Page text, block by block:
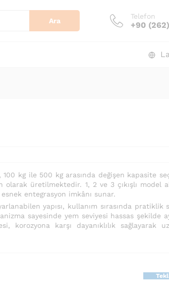
Ara
Telefon
+90
kg ile 500 kg arasında değişen kapasite
olarak üretilmektedir. 1, 2 ve 3 çıkışlı model
entegrasyon imkânı sunar.
yapısı, kullanım sırasında pratiklik
sayesinde yem seviyesi hassas şekilde
korozyona karşı dayanıklılık sağlayarak